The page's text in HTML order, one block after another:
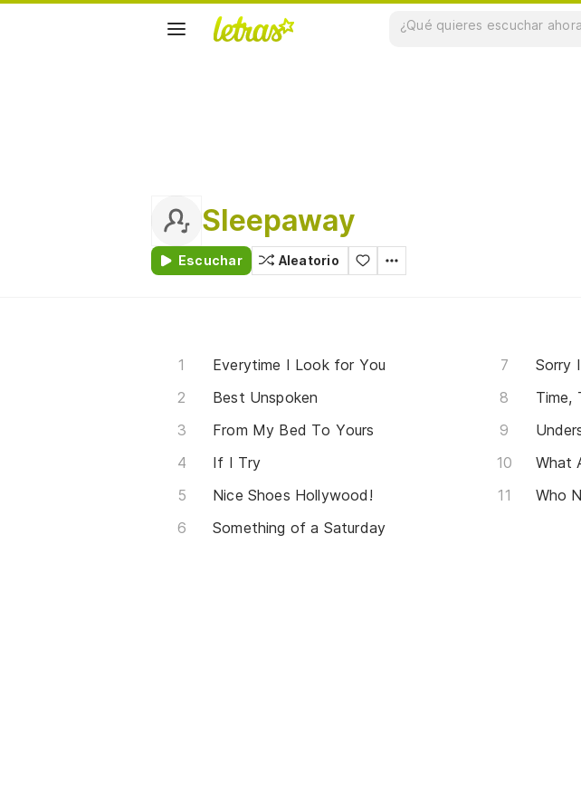
Sleepaway
Escuchar Aleatorio
Everytime I Look for You
Best Unspoken
From My Bed To Yours
If I Try
Nice Shoes Hollywood!
Something of a Saturday
Time,